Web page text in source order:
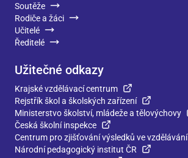
Soutěže
Rodiče a žáci
Učitelé
Ředitelé
Užitečné odkazy
Krajské vzdělávací centrum
Rejstřík škol a školských zařízení
Ministerstvo školství, mládeže a tělovýchovy
Česká školní inspekce
Centrum pro zjišťování výsledků ve vzdělávání
Národní pedagogický institut ČR